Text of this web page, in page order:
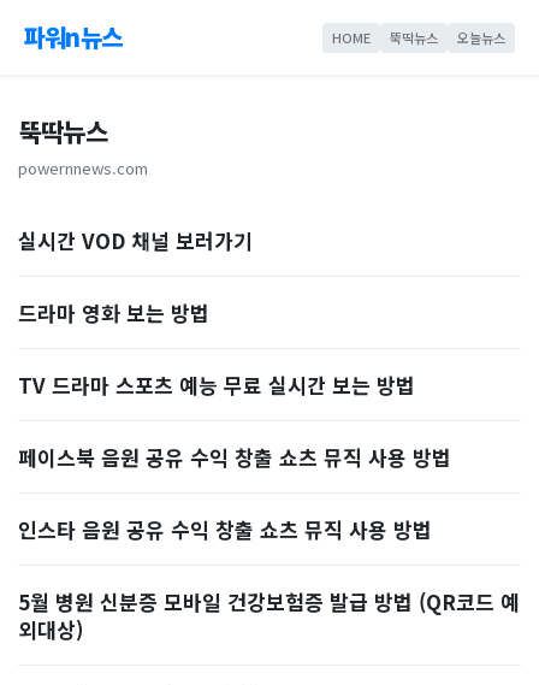
파워n뉴스 HOME 뚝딱뉴스 오늘뉴스
뚝딱뉴스
powernnews.com
실시간 VOD 채널 보러가기
드라마 영화 보는 방법
TV 드라마 스포츠 예능 무료 실시간 보는 방법
페이스북 음원 공유 수익 창출 쇼츠 뮤직 사용 방법
인스타 음원 공유 수익 창출 쇼츠 뮤직 사용 방법
5월 병원 신분증 모바일 건강보험증 발급 방법 (QR코드 예
외대상)